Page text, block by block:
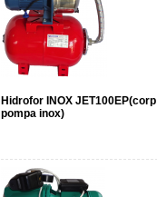
Hidrofor INOX JET100EP(corp
pompa inox)